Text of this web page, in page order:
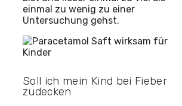
einmal zu wenig zu einer
Untersuchung gehst.
Soll ich mein Kind bei Fieber
zudecken